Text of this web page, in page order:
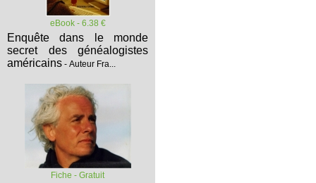
eBook - 6.38 €
Enquête dans le monde
secret des généalogistes
américains - Auteur Fra...
Fiche - Gratuit